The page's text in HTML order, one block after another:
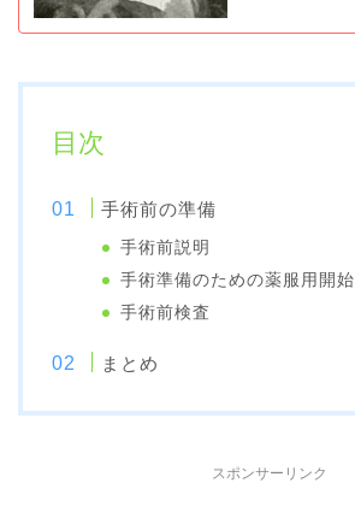
目次
手術前の準備
手術前説明
手術準備のための薬服用開始
手術前検査
まとめ
スポンサーリンク